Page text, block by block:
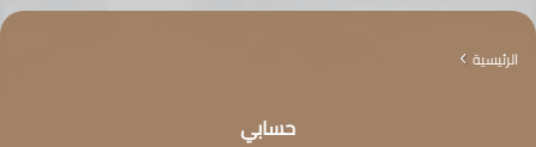
الرئيسية 4
حسابي